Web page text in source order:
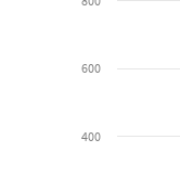
400
600